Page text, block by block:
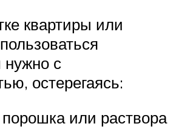
квартиры или
с
остерегаясь:
порошка или раствора